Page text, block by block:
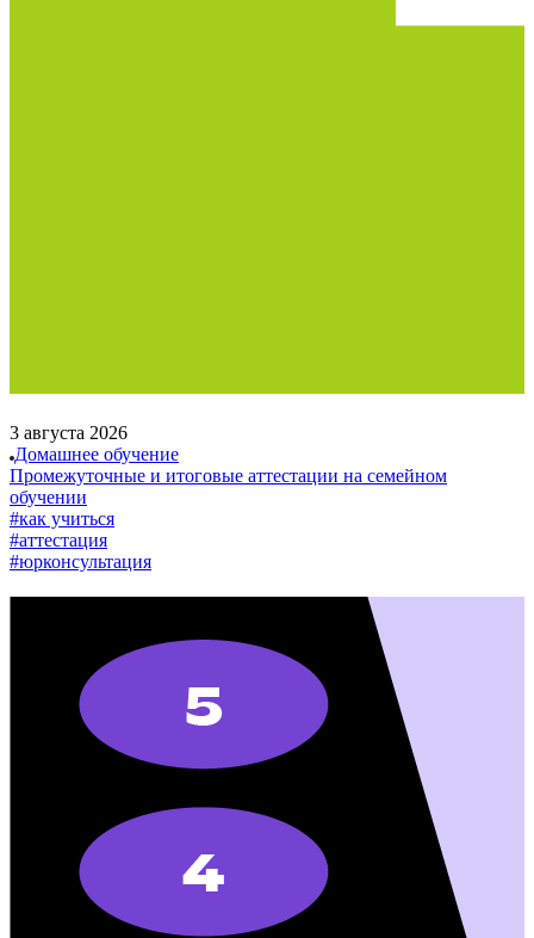
3 августа 2026
Домашнее обучение
Промежуточные и итоговые аттестации на семейном
обучении
#как учиться
#аттестация
#юрконсультация